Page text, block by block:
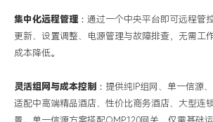
集中化远程管理 ：通过一个中央平台即可远程管
更新、设置调整、电源管理与故障排查，无需工
成本降低。
灵活组网与成本控制 ：提供纯IP组网、单一信源
适配中高端精品酒店、性价比商务酒店、大型连